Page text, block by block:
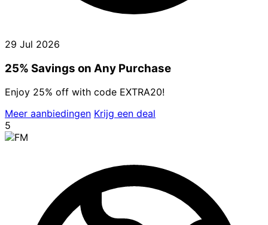
29 Jul 2026
25% Savings on Any Purchase
Enjoy 25% off with code EXTRA20!
Meer aanbiedingen Krijg een deal
5